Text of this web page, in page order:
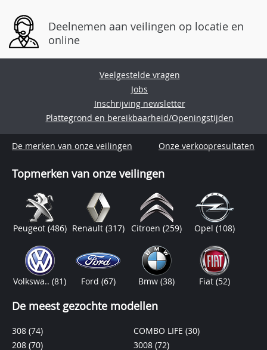
Deelnemen aan veilingen op locatie en
online
Veelgestelde vragen
Jobs
Inschrijving newsletter
Plattegrond en bereikbaarheid/Openingstijden
De merken van onze veilingen Onze verkoopresultaten
Topmerken van onze veilingen
Peugeot (486) Renault (317) Citroen(259) Opel(108)
Volkswa..(81) Ford (67) Bmw(38) Fiat(52)
De meest gezochte modellen
308 (74)
208 (70)
COMBO LIFE (30)
3008 (72)